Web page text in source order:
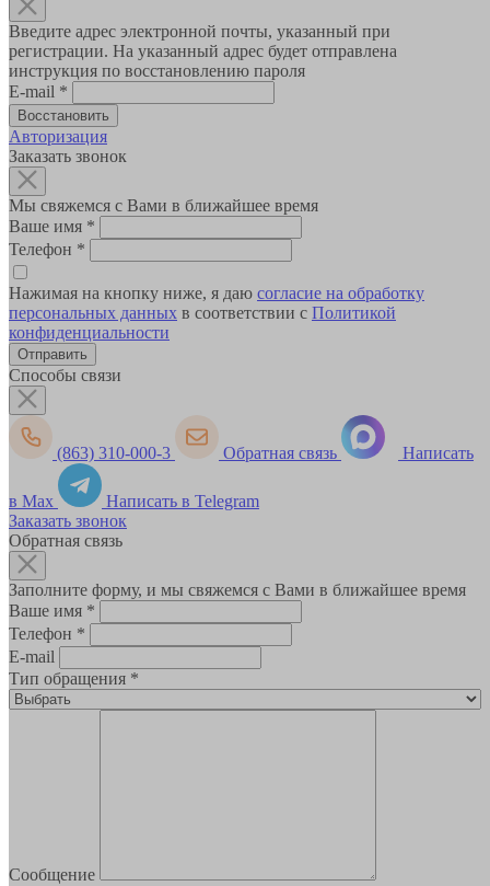
Введите адрес электронной почты, указанный при
регистрации. На указанный адрес будет отправлена
инструкция по восстановлению пароля
E-mail *
Авторизация
Заказать звонок
Мы свяжемся с Вами в ближайшее время
Ваше имя *
Телефон *
Нажимая на кнопку ниже, я даю согласие на обработку
персональных данных в соответствии с Политикой
конфиденциальности
Способы связи
(863) 310-000-3 Обратная связь Написать
в Max
Написать в Telegram
Заказать звонок
Обратная связь
Заполните форму, и мы свяжемся с Вами в ближайшее время
Ваше имя *
Телефон *
E-mail
Тип обращения *
Сообщение